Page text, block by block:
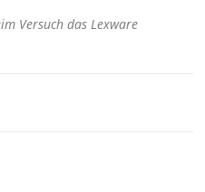
Versuch das Lexware